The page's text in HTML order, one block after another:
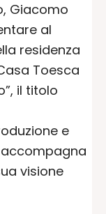
Giacomo
al
residenza
Toesca
il titolo
e
visione